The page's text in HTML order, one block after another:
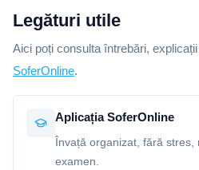
Legături utile
Aici poți consulta întrebări,
SoferOnline.
Aplicația SoferOnline
Învață organizat, fără
examen.